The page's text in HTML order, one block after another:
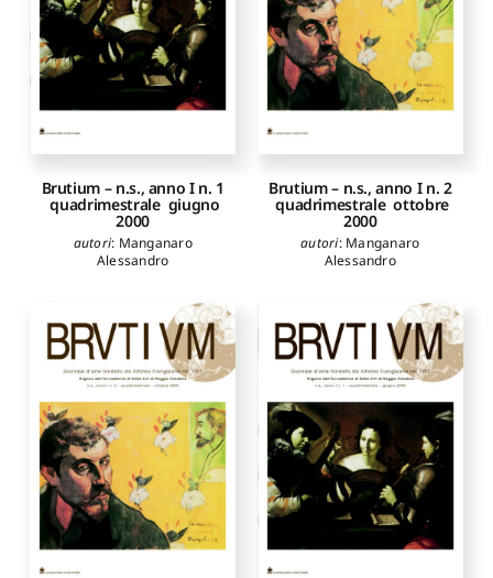
Brutium – n.s., anno I n. 1
­ quadrimestrale ­ giugno
2000
autori: Manganaro
Alessandro
Brutium – n.s., anno I n. 2
­ quadrimestrale ­ ottobre
2000
autori: Manganaro
Alessandro